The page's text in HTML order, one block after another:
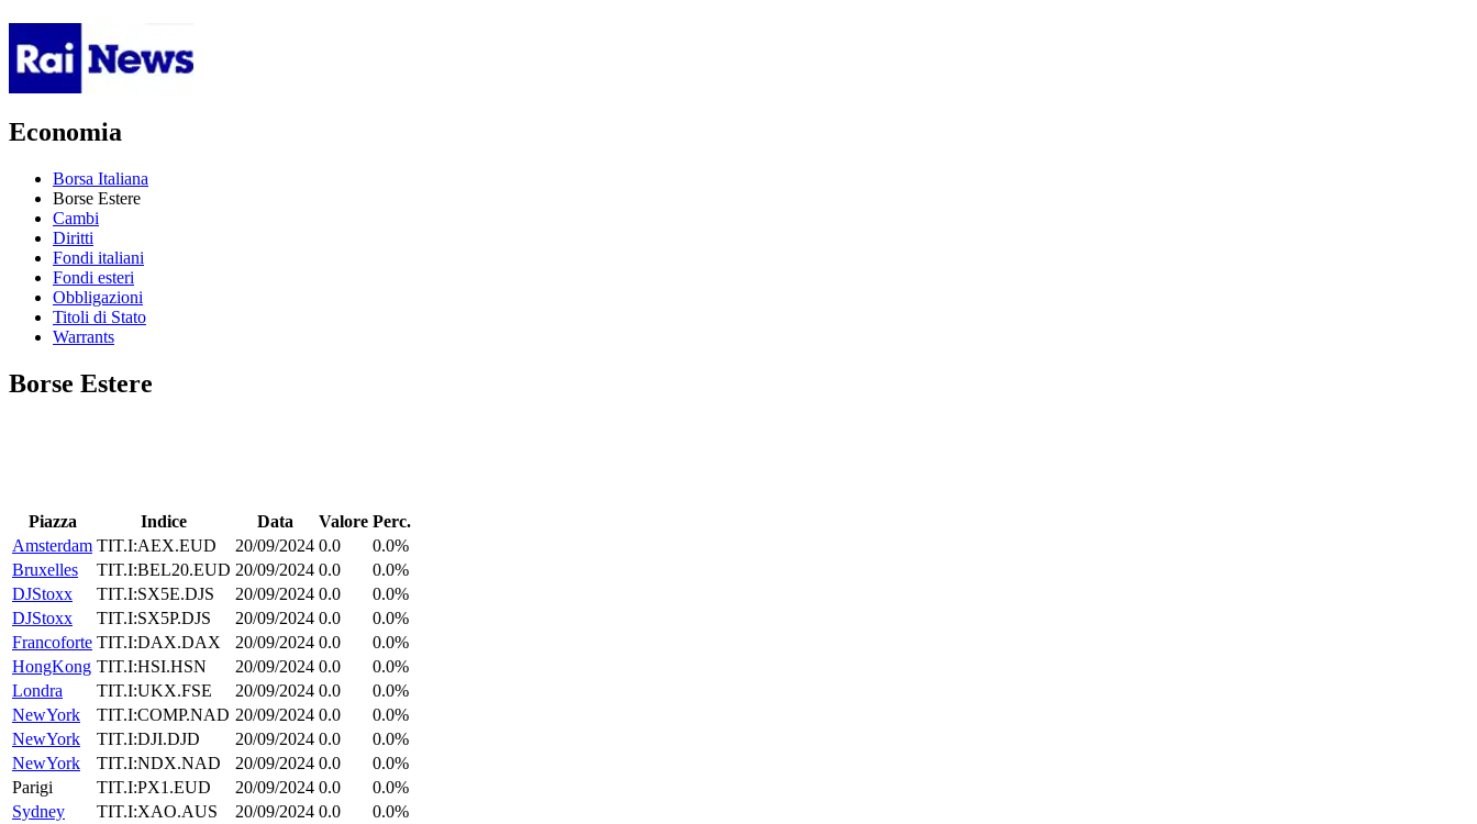
Economia
Borsa Italiana
Borse Estere
Cambi
Diritti
Fondi italiani
Fondi esteri
Obbligazioni
Titoli di Stato
Warrants
Borse Estere
Piazza Indice Data Valore Perc.
Amsterdam TIT.I:AEX.EUD 20/09/2024 0.0
0.0%
Bruxelles
TIT.I:BEL20.EUD 20/09/2024 0.0
0.0%
DJStoxx
TIT.I:SX5E.DJS 20/09/2024 0.0
0.0%
DJStoxx
TIT.I:SX5P.DJS 20/09/2024 0.0
0.0%
Francoforte TIT.I:DAX.DAX 20/09/2024 0.0
0.0%
HongKong TIT.I:HSI.HSN 20/09/2024 0.0
0.0%
Londra
TIT.I:UKX.FSE 20/09/2024 0.0
0.0%
NewYork
TIT.I:COMP.NAD 20/09/2024 0.0
0.0%
NewYork
TIT.I:DJI.DJD 20/09/2024 0.0
0.0%
NewYork
TIT.I:NDX.NAD 20/09/2024 0.0
0.0%
Parigi
TIT.I:PX1.EUD 20/09/2024 0.0
0.0%
Sydney
TIT.I:XAO.AUS 20/09/2024 0.0
0.0%